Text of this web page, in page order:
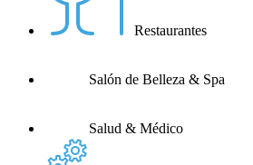
Restaurantes
Salón de Belleza & Spa
Salud & Médico